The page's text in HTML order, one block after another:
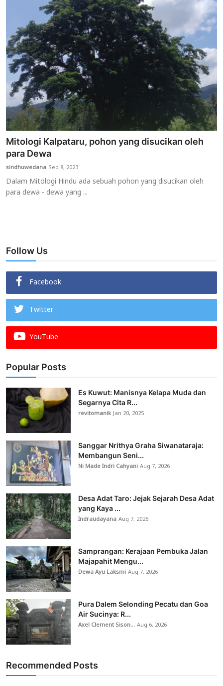
Mitologi Kalpataru, pohon yang disucikan oleh
para Dewa
sindhuwedana Sep 8, 2023
Dalam Mitologi Hindu ada sebuah pohon yang disucikan oleh
para dewa - dewa yang ...
Follow Us
Facebook
Twitter
YouTube
Popular Posts
Es Kuwut: Manisnya Kelapa Muda dan
Segarnya Cita R...
revitomanikJan 20, 2025
Sanggar Nrithya Graha Siwanataraja:
Membangun Seni...
Ni Made Indri CahyaniAug 7, 2026
Desa Adat Taro: Jejak Sejarah Desa Adat
yang Kaya ...
IndraudayanaAug 7, 2026
Samprangan: Kerajaan Pembuka Jalan
Majapahit Mengu...
Dewa Ayu LaksmiAug 7, 2026
Pura Dalem Selonding Pecatu dan Goa
Air Sucinya: R...
Axel Clement Sison...Aug 6, 2026
Recommended Posts